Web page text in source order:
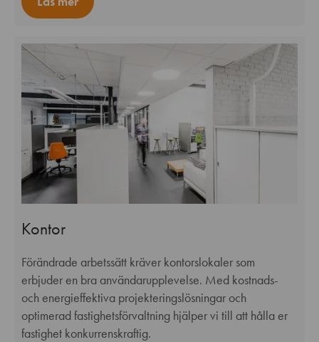
Kontor
Förändrade arbetssätt kräver kontorslokaler som
erbjuder en bra användarupplevelse. Med kostnads-
och energieffektiva projekteringslösningar och
optimerad fastighetsförvaltning hjälper vi till att hålla er
fastighet konkurrenskraftig.